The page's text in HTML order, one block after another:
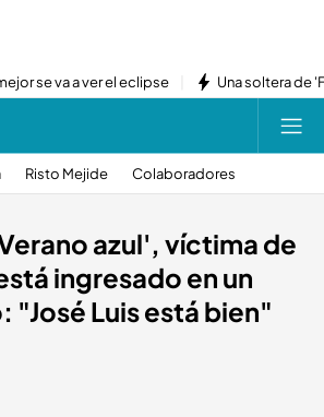
se va a ver el eclipse Una soltera de
Risto Mejide Colaboradores
azul', víctima de
ingresado en un
"José Luis está bien"